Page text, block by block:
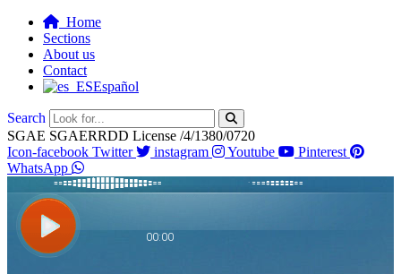
Home
Sections
About us
Contact
Español
Search
SGAE SGAERRDD License /4/1380/0720
Icon-facebook Twitter instagram Youtube
Pinterest
WhatsApp